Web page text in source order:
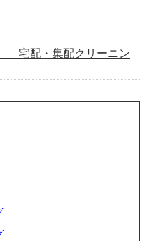
宅配・集配クリーニン